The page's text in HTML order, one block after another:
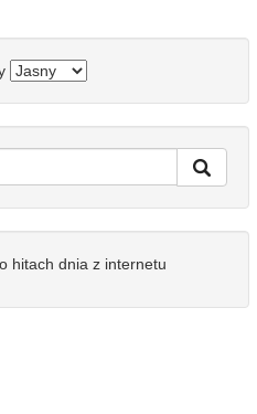
hitach dnia z internetu